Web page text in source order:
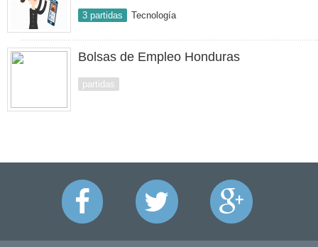
3 partidas Tecnología
Bolsas de Empleo Honduras
partidas